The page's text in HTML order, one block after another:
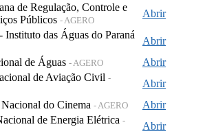
de Regulação, Controle e
Públicos - AGERO
Abrir
das Águas do Paraná
Abrir
de Águas - AGERO
Abrir
de Aviação Civil -
Abrir
do Cinema - AGERO
Abrir
de Energia Elétrica -
Abrir